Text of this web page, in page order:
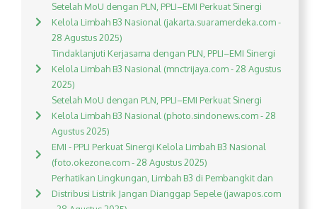
Setelah MoU dengan PLN, PPLI–EMI Perkuat Sinergi
Kelola Limbah B3 Nasional (jakarta.suaramerdeka.com -
28 Agustus 2025)
Tindaklanjuti Kerjasama dengan PLN, PPLI–EMI Sinergi
Kelola Limbah B3 Nasional (mnctrijaya.com - 28 Agustus
2025)
Setelah MoU dengan PLN, PPLI–EMI Perkuat Sinergi
Kelola Limbah B3 Nasional (photo.sindonews.com - 28
Agustus 2025)
EMI - PPLI Perkuat Sinergi Kelola Limbah B3 Nasional
(foto.okezone.com - 28 Agustus 2025)
Perhatikan Lingkungan, Limbah B3 di Pembangkit dan
Distribusi Listrik Jangan Dianggap Sepele (jawapos.com